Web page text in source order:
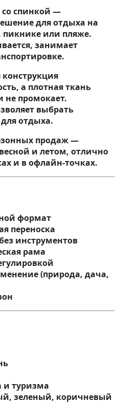
спинкой —
для отдыха на
пикнике или пляже.
занимает
а плотная ткань
не промокает.
выбрать
отдыха.
продаж —
и летом, отлично
и в офлайн-точках.
формат
переноска
инструментов
рама
(природа, дача,
и туризма
зеленый, коричневый